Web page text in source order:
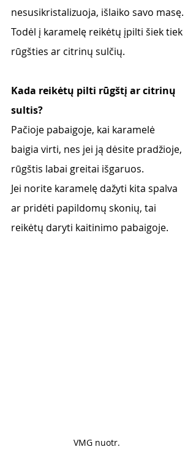
nesusikristalizuoja, išlaiko savo masę.
Todėl į karamelę reikėtų įpilti šiek tiek
rūgšties ar citrinų sulčių.
Kada reikėtų pilti rūgštį ar citrinų
sultis?
Pačioje pabaigoje, kai karamelė
baigia virti, nes jei ją dėsite pradžioje,
rūgštis labai greitai išgaruos.
Jei norite karamelę dažyti kita spalva
ar pridėti papildomų skonių, tai
reikėtų daryti kaitinimo pabaigoje.
VMG nuotr.